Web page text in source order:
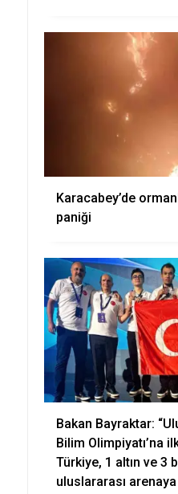
Karacabey’de
paniği
Bakan Bayraktar:
Bilim Olimpiyatı’na
Türkiye, 1 altın ve 3
uluslararası